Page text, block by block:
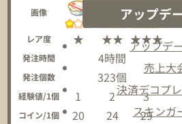
アップデ
アップデ
売上大
決済デコプ
スキンガ
画像
レア度 ★ ★★ ★★★
発注時間 4時間
発注個数 323個
経験値/1個 1 2 3
コイン/1個 20 24 29